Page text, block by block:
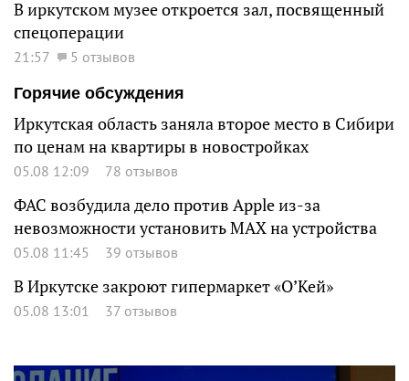
В иркутском музее откроется зал, посвященный
спецоперации
21:57
5 отзывов
Горячие обсуждения
Иркутская область заняла второе место в Сибири
по ценам на квартиры в новостройках
05.08 12:09 78 отзывов
ФАС возбудила дело против Apple из-за
невозможности установить MAX на устройства
05.08 11:45 39 отзывов
В Иркутске закроют гипермаркет «О’Кей»
05.08 13:01 37 отзывов